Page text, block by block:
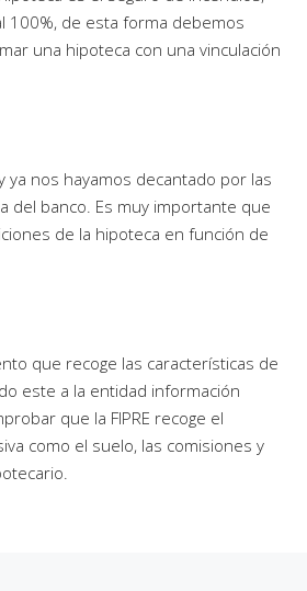
100%, de esta forma debemos
una hipoteca con una vinculación
nos hayamos decantado por las
del banco. Es muy importante que
de la hipoteca en función de
que recoge las características de
este a la entidad información
que la FIPRE recoge el
como el suelo, las comisiones y